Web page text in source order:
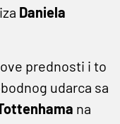
Daniela
prednosti i to
udarca sa
na